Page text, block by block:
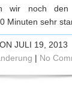
wir noch den
Minuten sehr
JULI 19, 2013
| No